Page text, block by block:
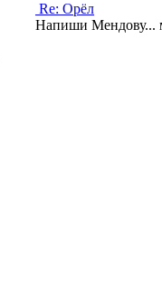
Re: Орёл
Напиши Мендову...